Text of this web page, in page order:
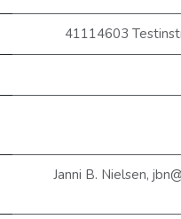
41114603
Janni B. Nielsen,